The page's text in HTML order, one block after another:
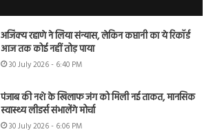
अजिंक्य रहाणे ने लिया संन्यास, लेकिन कप्तानी का ये रिकॉर्ड
आज तक कोई नहीं तोड़ पाया
30 July 2026 - 6:40 PM
पंजाब की नशे के खिलाफ जंग को मिली नई ताकत, मानसिक
स्वास्थ्य लीडर्स संभालेंगे मोर्चा
30 July 2026 - 6:06 PM